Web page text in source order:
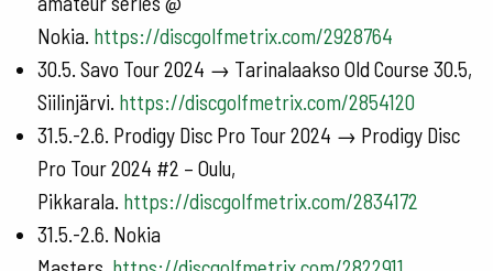
Nokia. https://discgolfmetrix.com/2928764
30.5. Savo Tour 2024 → Tarinalaakso Old Course 30.5,
Siilinjärvi. https://discgolfmetrix.com/2854120
31.5.-2.6. Prodigy Disc Pro Tour 2024 → Prodigy Disc
Pro Tour 2024 #2 – Oulu,
Pikkarala. https://discgolfmetrix.com/2834172
31.5.-2.6. Nokia